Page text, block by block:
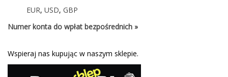
EUR, USD, GBP
Numer konta do wpłat bezpośrednich »
Wspieraj nas kupując w naszym sklepie.